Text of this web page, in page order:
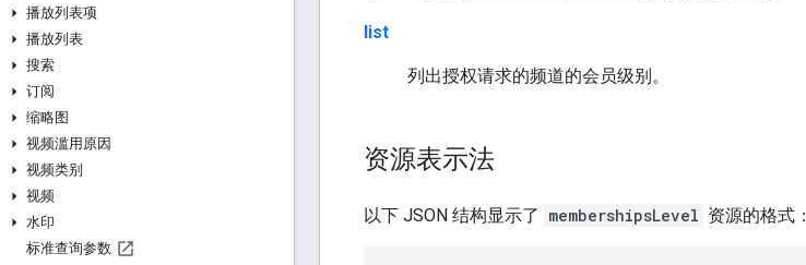
播放列表项
播放列表
搜索
订阅
缩略图
视频滥用原因
视频类别
视频
水印
标准查询参数
list
列出授权请求的频道的会员级别。
资源表示法
以下 JSON 结构显示了 membershipsLevel 资源的格式：